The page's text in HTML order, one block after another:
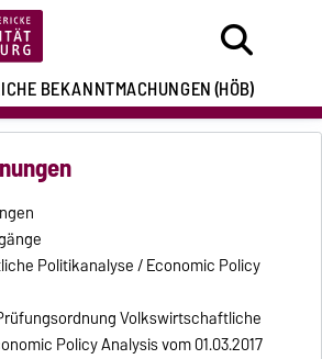
BEKANNTMACHUNGEN(HÖB)
Politikanalyse / Economic Policy
Volkswirtschaftliche
Policy Analysis vom 01.03.2017